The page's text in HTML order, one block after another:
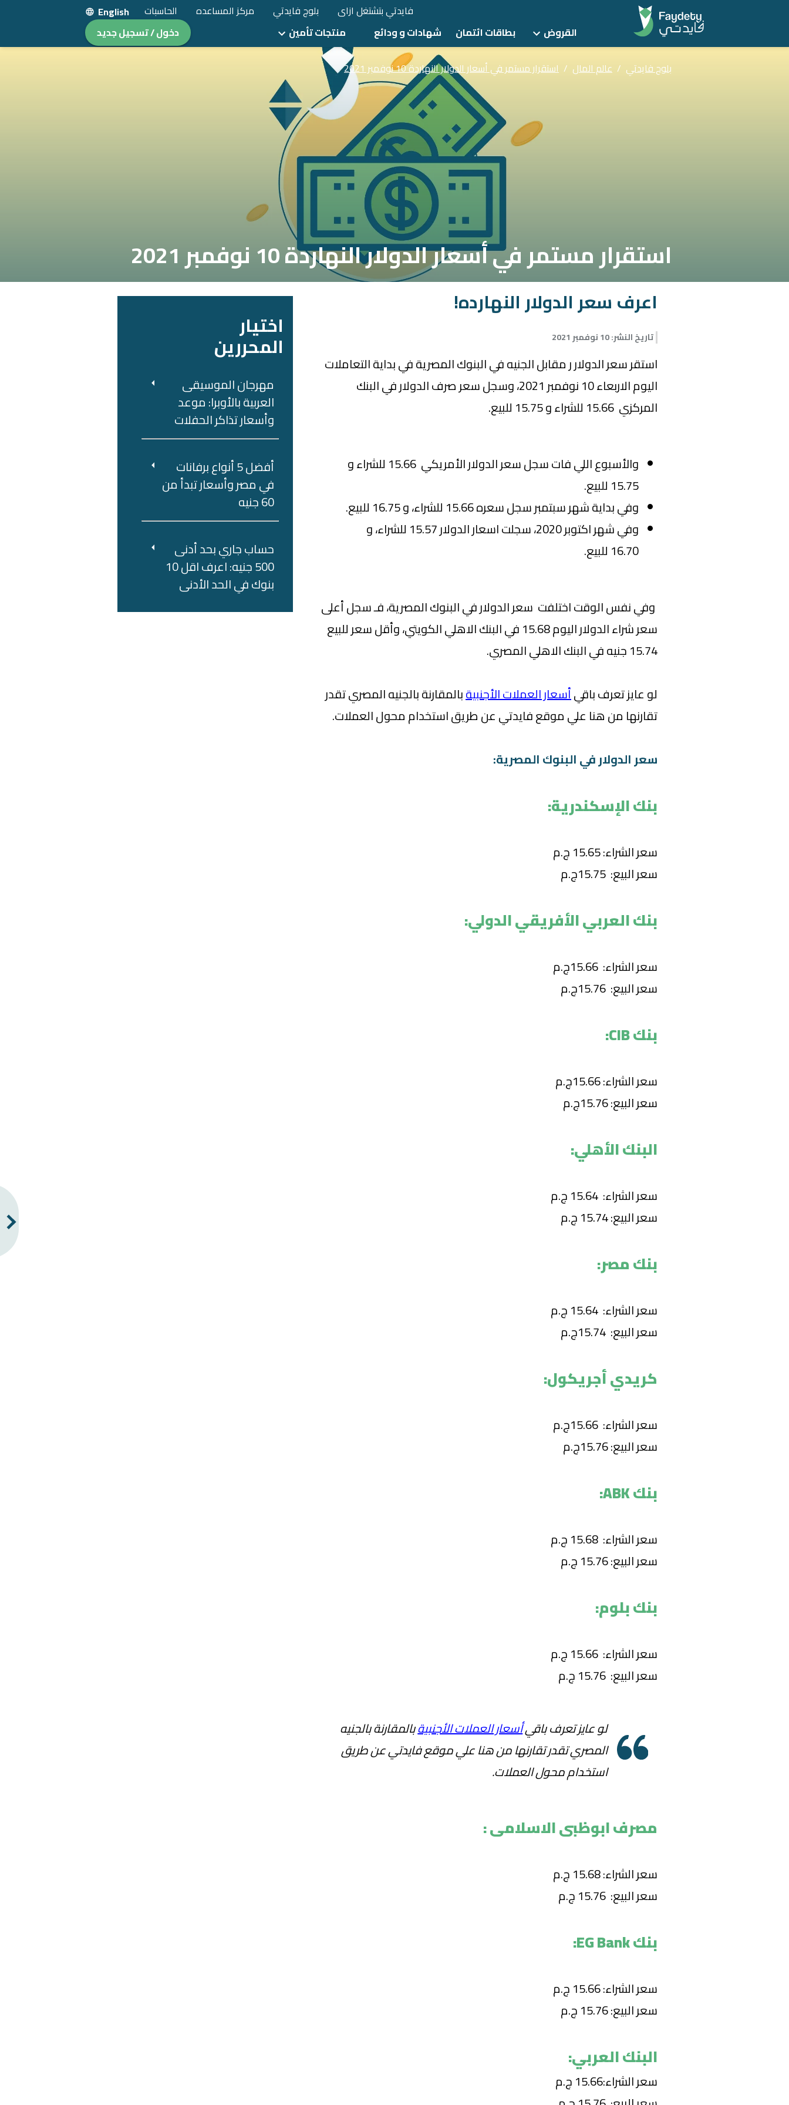
فايدتي بتشتغل ازاى بلوج فايدتي مركز المساعده الحاسبات
English
القروض
بطاقات ائتمان شهادات و ودائع منتجات تأمين دخول / تسجيل جديد
بلوج فايدتي / عالم المال / استقرار مستمر في أسعار الدولار النهاردة 10 نوفمبر 2021
استقرار مستمر في أسعار الدولار النهاردة 10 نوفمبر 2021
اعرف سعر الدولار النهارده!
تاريخ النشر:10 نوفمبر 2021
استقر سعر الدولار ر مقابل الجنيه في البنوك المصرية في بداية التعاملات
اليوم الاربعاء 10 نوفمبر 2021، وسجل سعر صرف الدولار في البنك
المركزي 15.66 للشراء و 15.75 للبيع.
والأسبوع اللي فات سجل سعر الدولار الأمريكي 15.66 للشراء و
15.75 للبيع.
وفي بداية شهر سبتمبر سجل سعره 15.66 للشراء، و 16.75 للبيع.
وفي شهر اكتوبر 2020، سجلت اسعار الدولار 15.57 للشراء، و
16.70 للبيع.
وفي نفس الوقت اختلفت سعر الدولار في البنوك المصرية، فـ سجل أعلى
سعر شراء الدولار اليوم 15.68 في البنك الاهلي الكويتي، وأقل سعر للبيع
15.74 جنيه في البنك الاهلي المصري.
لو عايز تعرف باقيأسعار العملات الأجنبيةبالمقارنة بالجنيه المصري تقدر
تقارنها من هنا علي موقع فايدتي عن طريق استخدام محول العملات.
سعر الدولار في البنوك المصرية:
بنك الإسكندرية:
سعر الشراء: 15.65 ج.م
سعر البيع: 15.75ج.م
بنك العربي الأفريقي الدولي:
سعر الشراء: 15.66ج.م
سعر البيع: 15.76ج.م
بنك CIB:
سعر الشراء: 15.66ج.م
سعر البيع: 15.76ج.م
البنك الأهلي:
سعر الشراء: 15.64 ج.م
سعر البيع: 15.74 ج.م
بنك مصر:
سعر الشراء: 15.64 ج.م
سعر البيع: 15.74ج.م
كريدي أجريكول:
سعر الشراء: 15.66ج.م
سعر البيع: 15.76ج.م
بنك ABK:
سعر الشراء: 15.68 ج.م
سعر البيع: 15.76 ج.م
بنك بلوم:
سعر الشراء: 15.66 ج.م
سعر البيع: 15.76 ج.م
لو عايز تعرف باقيأسعار العملات الأجنبيةبالمقارنة بالجنيه
المصري تقدر تقارنها من هنا علي موقع فايدتي عن طريق
استخدام محول العملات.
مصرف ابوظبى الاسلامى :
سعر الشراء: 15.68 ج.م
سعر البيع: 15.76 ج.م
بنك EG Bank:
سعر الشراء: 15.66 ج.م
سعر البيع: 15.76 ج.م
البنك العربي:
سعر الشراء:15.66 ج.م
اختيار
المحررين
مهرجان الموسيقى
العربية بالأوبرا: موعد
وأسعار تذاكر الحفلات
أفضل 5 أنواع برفانات
في مصر وأسعار تبدأ من
60 جنيه
حساب جاري بحد أدنى
500 جنيه: اعرف اقل 10
بنوك في الحد الأدنى